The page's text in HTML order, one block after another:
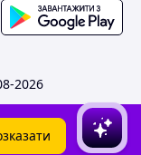
2026